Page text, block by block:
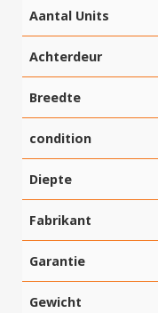
Aantal Units
Achterdeur
Breedte
condition
Diepte
Fabrikant
Garantie
Gewicht